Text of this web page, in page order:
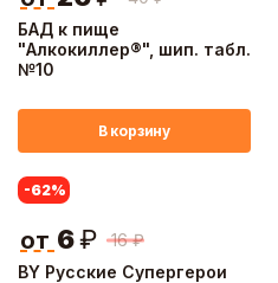
БАД к пище
"Алкокиллер®", шип. табл.
№10
В корзину
BY Русские Супергерои
-62%
16 ₽
от 6₽